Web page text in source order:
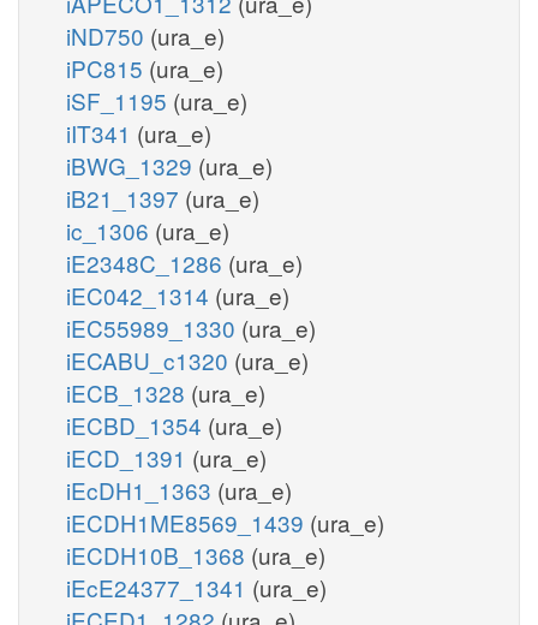
iND750 (ura_e)
iPC815 (ura_e)
iSF_1195 (ura_e)
iIT341 (ura_e)
iBWG_1329 (ura_e)
iB21_1397 (ura_e)
ic_1306 (ura_e)
iE2348C_1286 (ura_e)
iEC042_1314 (ura_e)
iEC55989_1330 (ura_e)
iECABU_c1320 (ura_e)
iECB_1328 (ura_e)
iECBD_1354 (ura_e)
iECD_1391 (ura_e)
iEcDH1_1363 (ura_e)
iECDH1ME8569_1439 (ura_e)
iECDH10B_1368 (ura_e)
iEcE24377_1341 (ura_e)